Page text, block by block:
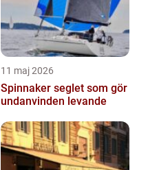
11 maj 2026
Spinnaker seglet som gör
undanvinden levande